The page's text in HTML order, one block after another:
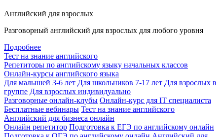
Английский для взрослых
Разговорный английский для взрослых для любого уровня
Подробнее
Тест на знание английского
Репетиторы по английскому языку начальных классов
Онлайн-курсы английского языка
Для малышей 3-6 лет Для школьников 7-17 лет Для взрослых в
группе Для взрослых индивидуально
Разговорные онлайн-клубы Онлайн-курс для IT специалиста
Бесплатные вебинары Тест на знание английского
Английский для бизнеса онлайн
Онлайн репетитор Подготовка к ЕГЭ по английскому онлайн